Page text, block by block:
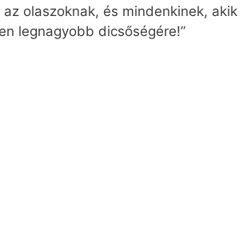
olaszoknak, és mindenkinek, akik
legnagyobb dicsőségére!”